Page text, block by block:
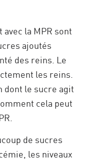
la MPR sont
ajoutés
des reins. Le
les reins.
dont le sucre agit
cela peut
de sucres
les niveaux